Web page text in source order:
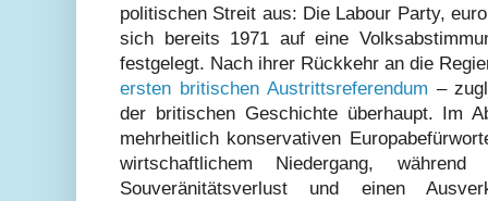
politischen Streit aus: Die Labour Party,
sich bereits 1971 auf eine
festgelegt. Nach ihrer Rückkehr an die
ersten britischen Austrittsreferendum –
der britischen Geschichte überhaupt. Im
mehrheitlich konservativen
wirtschaftlichem Niedergang,
Souveränitätsverlust und einen